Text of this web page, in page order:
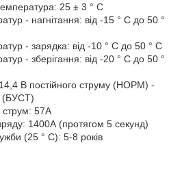
25 ± 3 ° С
- нагнітання: від -15 ° С до 50 °
- зарядка: від -10 ° С до 50 ° С
- зберігання: від -20 ° С до 50 °
В постійного струму (НОРМ) -
(БУСТ)
57А
1400А (протягом 5 секунд)
(25 ° C): 5-8 років